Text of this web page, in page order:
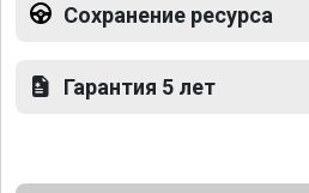
Сохранение ресурса
Гарантия 5 лет